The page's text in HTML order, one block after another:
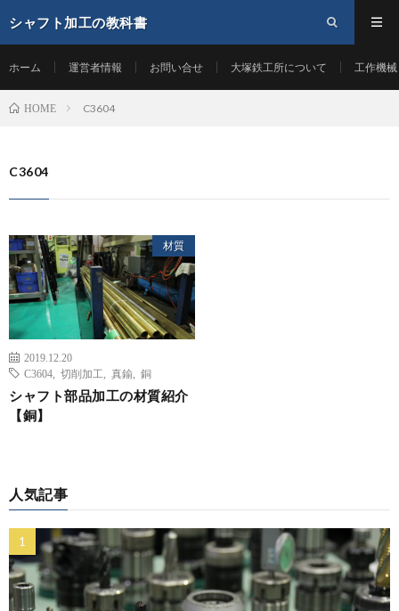
シャフト加工の教科書
ホーム 運営者情報 お問い合せ 大塚鉄工所について 工作機
HOME C3604
C3604
材質
2019.12.20
C3604
切削加工 真鍮 銅
シャフト部品加工の材質紹介
【銅】
人気記事